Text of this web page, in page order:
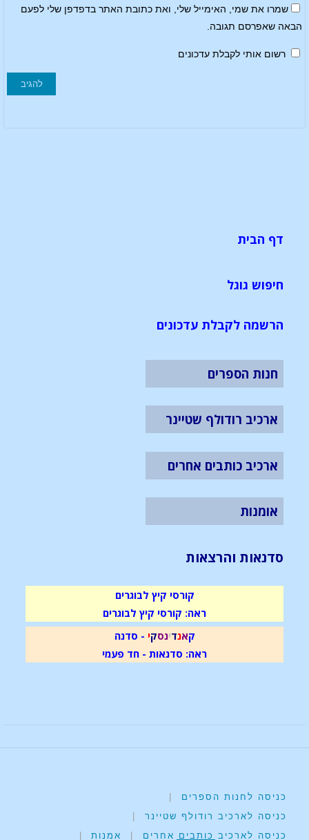
שמרו את שמי, האימייל שלי, ואת כתובת האתר בדפדפן שלי לפעם
הבאה שאפרסם תגובה.
רשום אותי לקבלת עדכונים
דף הבית
חיפוש גוגל
הרשמה לקבלת עדכונים
חנות הספרים
ארכיב רודולף שטיינר
ארכיב כותבים אחרים
אומנות
סדנאות והרצאות
קורסי קיץ לבוגרים
ראה: קורסי קיץ לבוגרים
קאנדינסקי - סדנה
ראה: סדנאות - חד פעמי
כניסה לחנות הספרים
|
כניסה לארכיב רודולף שטיינר
|
כניסה לארכיב כותבים אחרים
| אמנות |